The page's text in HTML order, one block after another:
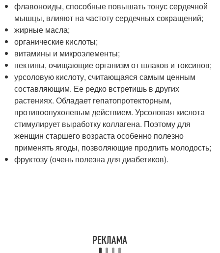
флавоноиды, способные повышать тонус сердечной
мышцы, влияют на частоту сердечных сокращений;
жирные масла;
органические кислоты;
витамины и микроэлементы;
пектины, очищающие организм от шлаков и токсинов;
урсоловую кислоту, считающаяся самым ценным
составляющим. Ее редко встретишь в других
растениях. Обладает гепатопротекторным,
противоопухолевым действием. Урсоловая кислота
стимулирует выработку коллагена. Поэтому для
женщин старшего возраста особенно полезно
применять ягоды, позволяющие продлить молодость;
фруктозу (очень полезна для диабетиков).